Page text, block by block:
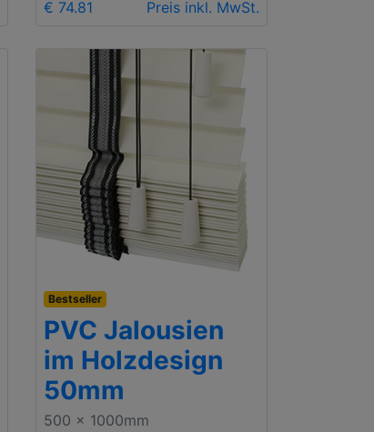
€ 74.81
Preis inkl. MwSt.
Bestseller
PVC Jalousien
im Holzdesign
50mm
500 x 1000mm